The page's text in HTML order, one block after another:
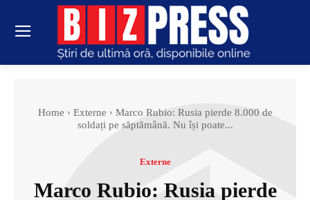
Home Externe
Marco Rubio: Rusia pierde 8.000 de
soldați pe săptămână. Nu își poate...
Externe
Marco Rubio: Rusia pierde